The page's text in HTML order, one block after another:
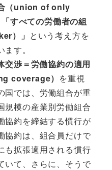
（union of only
「すべての労働者の組
）」 という考え方を
す。
交渉＝労働協約の適用
coverage） を重視
国では、労働組合が重
規模の産業別労働組合
協約を締結する慣行が
協約は、組合員だけで
も拡張適用される慣行
いて、さらに、そうで